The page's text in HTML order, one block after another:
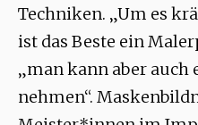
Techniken. „Um es
ist das Beste ein
„man kann aber auch
nehmen“.